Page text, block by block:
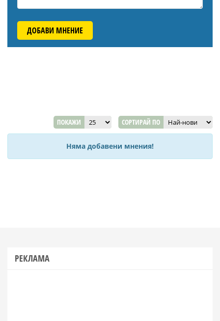
ДОБАВИ МНЕНИЕ
ПОКАЖИ СОРТИРАЙ ПО
Няма добавени мнения!
РЕКЛАМА